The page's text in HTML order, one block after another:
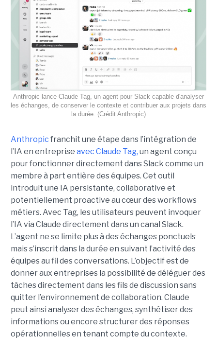
Anthropic lance Claude Tag, un agent pour Slack capable d'analyser
les échanges, de conserver le contexte et contribuer aux projets dans
la durée. (Crédit Anthropic)
Anthropic franchit une étape dans l’intégration de
l’IA en entreprise avec Claude Tag, un agent conçu
pour fonctionner directement dans Slack comme un
membre à part entière des équipes. Cet outil
introduit une IA persistante, collaborative et
potentiellement proactive au cœur des workflows
métiers. Avec Tag, les utilisateurs peuvent invoquer
l’IA via Claude directement dans un canal Slack.
L’agent ne se limite plus à des échanges ponctuels
mais s’inscrit dans la durée en suivant l’activité des
équipes au fil des conversations. L’objectif est de
donner aux entreprises la possibilité de déléguer des
tâches directement dans les fils de discussion sans
quitter l’environnement de collaboration. Claude
peut ainsi analyser des échanges, synthétiser des
informations ou encore structurer des réponses
opérationnelles en tenant compte du contexte.